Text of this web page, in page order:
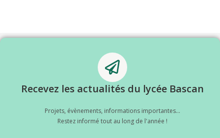
Recevez les actualités du lycée Bascan
Projets, évènements, informations importantes...
Restez informé tout au long de l'année !